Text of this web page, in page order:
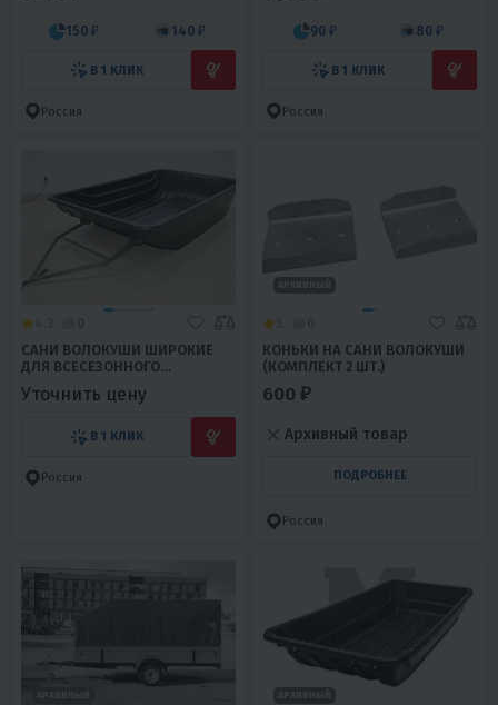
150 ₽ 140 ₽
В 1 КЛИК
Россия
90 ₽ 80 ₽
В 1 КЛИК
Россия
САНИ ВОЛОКУШИ ШИРОКИЕ
ДЛЯ ВСЕСЕЗОННОГО
Уточнить цену
В 1 КЛИК
Россия
АРХИВНЫЙ
КОНЬКИ НА САНИ ВОЛОКУШИ
(КОМПЛЕКТ 2 ШТ.)
600 ₽
Архивный товар
ПОДРОБНЕЕ
Россия
АРХИВНЫЙ АРХИВНЫЙ